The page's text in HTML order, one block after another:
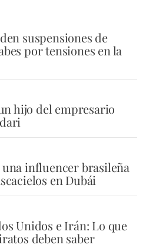
suspensiones de
por tensiones en la
hijo del empresario
influencer brasileña
en Dubái
Unidos e Irán: Lo que
deben saber